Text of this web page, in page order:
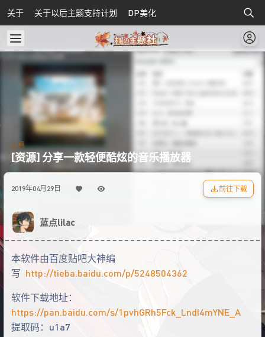
关于 关于以后主题支持计划 DP美化
工具
[资源] 分享一款轻便酷炫的音乐播放器
2019年04月29日 前往下载
蓝点lilac
本软件由百度贴吧大神编
写 http://tieba.baidu.com/p/5248504362
软件下载地址：
https://pan.baidu.com/s/1pvhGRh5Fck_LndI4mYNE_A
提取码：u1a7